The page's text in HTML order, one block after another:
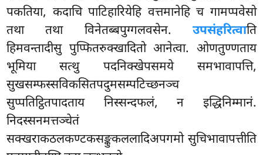
पकतिया, कदाचि पाटिहारियेहि वत्तमानेहि च गामप्पवेसो
तथा तथा विनेतब्बपुग्गलवसेन. उपसंहरित्वाति
हिमवन्तादीसु पुप्फितरुक्खादितो आनेत्वा. ओणतुण्णताय
भूमिया सत्थु पदनिक्खेपसमये समभावापत्ति,
सुखसम्फस्सविकसितपदुमसम्पटिच्छनञ्च
सुप्पतिट्ठितपादताय निस्सन्दफलं, न इद्धिनिम्मानं.
निदस्सनमत्तञ्चेतं
सक्खराकठलकण्टकसङ्कुकललादिअपगमो सुचिभावापत्तीति